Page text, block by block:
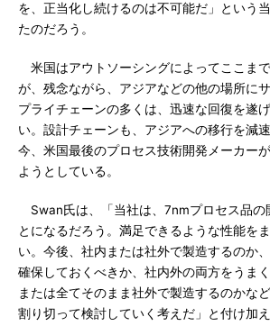
を、正当化し続けるのは不可能だ」という
たのだろう。
米国はアウトソーシングによってここま
が、残念ながら、アジアなどの他の場所に
プライチェーンの多くは、迅速な回復を遂
い。設計チェーンも、アジアへの移行を減
今、米国最後のプロセス技術開発メーカー
ようとしている。
Swan氏は、「当社は、7nmプロセス品の
とになるだろう。満足できるような性能を
い。今後、社内または社外で製造するのか
確保しておくべきか、社内外の両方をうま
または全てそのまま社外で製造するのかな
割り切って検討していく考えだ」と付け加え